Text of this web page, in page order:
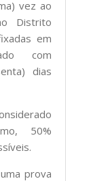
vez ao
Distrito
em
com
dias
50%
prova